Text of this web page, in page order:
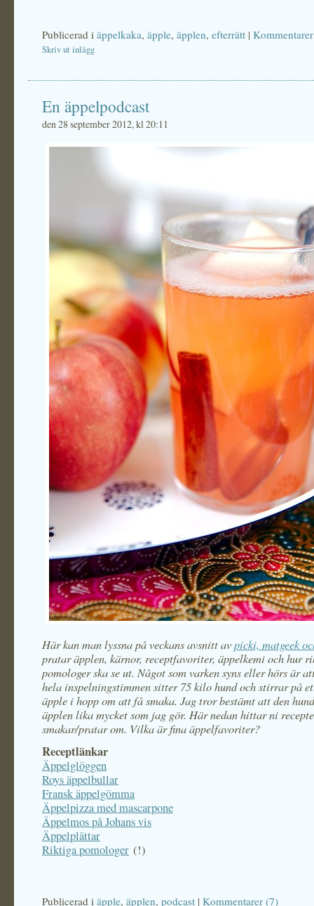
Publicerad i äppelkaka, äpple, äpplen, efterrätt |
Skriv ut inlägg
En äppelpodcast
den 28 september 2012, kl 20:11
Här kan man lyssna på veckans avsnitt avpicki, matgeek
pratar äpplen, kärnor, receptfavoriter, äppelkemi och hur
pomologer ska se ut. Något som varken syns eller hörs är
hela inspelningstimmen sitter 75 kilo hund och stirrar på
äpple i hopp om att få smaka. Jag tror bestämt att den
äpplen lika mycket som jag gör. Här nedan hittar ni
smakar/pratar om. Vilka är fina äppelfavoriter?
Receptlänkar
Äppelglöggen
Roys äppelbullar
Fransk äppelgömma
Äppelpizza med mascarpone
Äppelmos på Johans vis
Äppelplättar
Riktiga pomologer (!)
Publicerad i äpple, äpplen, podcast | Kommentarer (7)